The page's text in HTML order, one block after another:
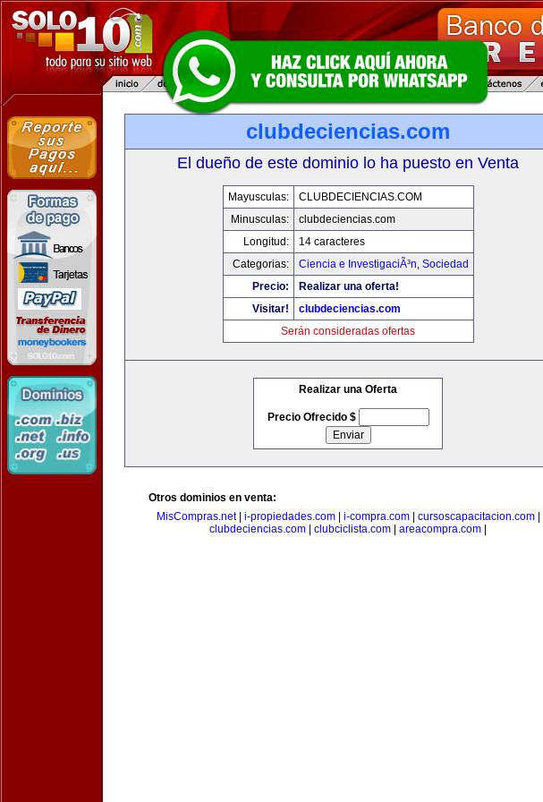
clubdeciencias.com
El dueño de este dominio lo ha puesto en Venta
Mayusculas:
CLUBDECIENCIAS.COM
Minusculas:
clubdeciencias.com
Longitud:
14 caracteres
Categorias:
Ciencia e InvestigaciÃ³n, Sociedad
Precio:
Realizar una oferta!
Visitar!
clubdeciencias.com
Serán consideradas ofertas
Realizar una Oferta
Precio Ofrecido $
Otros dominios en venta:
MisCompras.net| i-propiedades.com| i-compra.com| cursoscapacitacion.com|
clubdeciencias.com
clubciclista.com areacompra.com